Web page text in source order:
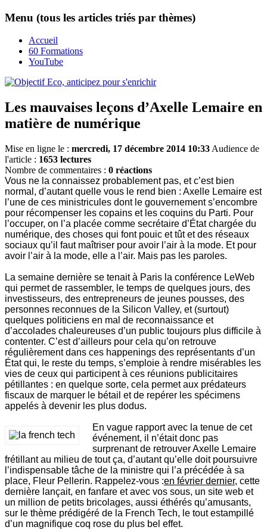
Menu (tous les articles triés par thèmes)
Accueil
60 Formations
YouTube
Les mauvaises leçons d’Axelle Lemaire en
matière de numérique
Mise en ligne le : mercredi, 17 décembre 2014 10:33 Audience de
l'article : 1653 lectures
Nombre de commentaires : 0 réactions
Vous ne la connaissez probablement pas, et c’est bien
normal, d’autant quelle vous le rend bien : Axelle Lemaire est
l’une de ces ministricules dont le gouvernement s’encombre
pour récompenser les copains et les coquins du Parti. Pour
l’occuper, on l’a placée comme secrétaire d’État chargée du
numérique, des choses qui font pouic et tût et des réseaux
sociaux qu’il faut maîtriser pour avoir l’air à la mode. Et pour
avoir l’air à la mode, elle a l’air. Mais pas les paroles.
La semaine dernière se tenait à Paris la conférence LeWeb
qui permet de rassembler, le temps de quelques jours, des
investisseurs, des entrepreneurs de jeunes pousses, des
personnes reconnues de la Silicon Valley, et (surtout)
quelques politiciens en mal de reconnaissance et
d’accolades chaleureuses d’un public toujours plus difficile à
contenter. C’est d’ailleurs pour cela qu’on retrouve
régulièrement dans ces happenings des représentants d’un
État qui, le reste du temps, s’emploie à rendre misérables les
vies de ceux qui participent à ces réunions publicitaires
pétillantes : en quelque sorte, cela permet aux prédateurs
fiscaux de marquer le bétail et de repérer les spécimens
appelés à devenir les plus dodus.
En vague rapport avec la tenue de cet
événement, il n’était donc pas
surprenant de retrouver Axelle Lemaire
frétillant au milieu de tout ça, d’autant qu’elle doit poursuivre
l’indispensable tâche de la ministre qui l’a précédée à sa
place, Fleur Pellerin. Rappelez-vous :en février dernier, cette
dernière lançait, en fanfare et avec vos sous, un site web et
un million de petits bricolages, aussi éthérés qu’amusants,
sur le thème prédigéré de la French Tech, le tout estampillé
d’un magnifique coq rose du plus bel effet.